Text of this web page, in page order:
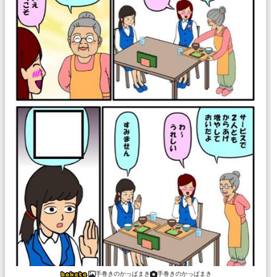
手巻きのかっぱまき 手巻きのかっぱまき